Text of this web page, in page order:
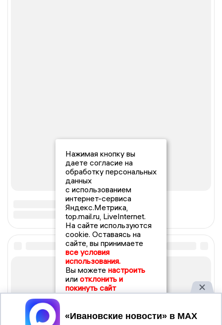
Нажимая кнопку вы
даете согласие на
обработку персональных
данных
с использованием
интернет-сервиса
Яндекс.Метрика,
top.mail.ru, LiveInternet.
На сайте используются
cookie. Оставаясь на
сайте, вы принимаете
все условия
использования.
Вы можете настроить
или отклонить и
покинуть сайт
Принять